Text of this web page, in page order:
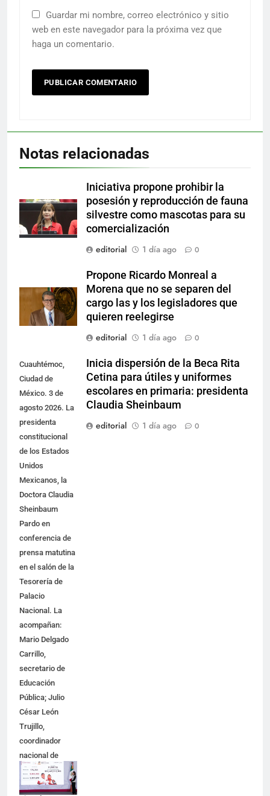
Guardar mi nombre, correo electrónico y sitio
web en este navegador para la próxima vez que
haga un comentario.
Notas relacionadas
Iniciativa propone prohibir la
posesión y reproducción de fauna
silvestre como mascotas para su
comercialización
editorial
1 día ago 0
Propone Ricardo Monreal a
Morena que no se separen del
cargo las y los legisladores que
quieren reelegirse
editorial
1 día ago 0
Cuauhtémoc,
Ciudad de
México. 3 de
agosto 2026. La
presidenta
constitucional
de los Estados
Unidos
Mexicanos, la
Doctora Claudia
Sheinbaum
Pardo en
conferencia de
prensa matutina
en el salón de la
Tesorería de
Palacio
Nacional. La
acompañan:
Mario Delgado
Carrillo,
secretario de
Educación
Pública; Julio
César León
Trujillo,
coordinador
nacional de
becas para el
Bienestar;
Inicia dispersión de la Beca Rita
Cetina para útiles y uniformes
escolares en primaria: presidenta
Claudia Sheinbaum
editorial
1 día ago 0